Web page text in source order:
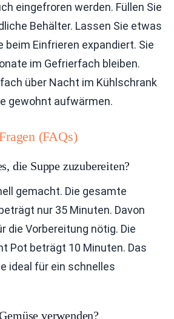
eingefroren werden. Füllen Sie
Behälter. Lassen Sie etwas
beim Einfrieren expandiert. Sie
im Gefrierfach bleiben.
über Nacht im Kühlschrank
gewohnt aufwärmen.
(FAQs)
die Suppe zuzubereiten?
gemacht. Die gesamte
nur 35 Minuten. Davon
die Vorbereitung nötig. Die
Pot beträgt 10 Minuten. Das
ideal für ein schnelles
verwenden?